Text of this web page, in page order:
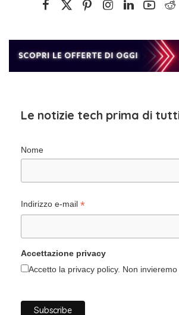
Le notizie tech prima di
Nome
Indirizzo e-mail *
Accettazione privacy
Accetto la privacy policy. Non